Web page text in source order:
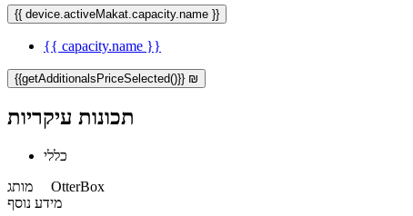
{{ device.activeMakat.capacity.name }}
{{ capacity.name }}
{{getAdditionalsPriceSelected()}} ₪
תכונות עיקריות
כללי
מותג OtterBox
מידע נוסף